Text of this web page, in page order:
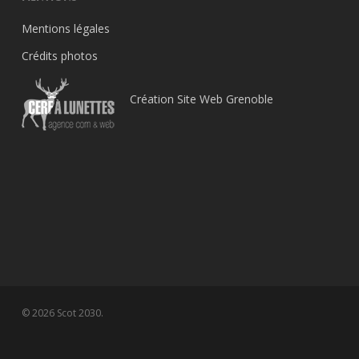
Mentions légales
Crédits photos
Création Site Web Grenoble
© 2026 Scot 2030.